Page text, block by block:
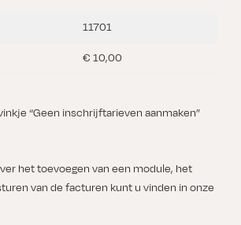
11701
€ 10,00
“Geen inschrijftarieven aanmaken”
het toevoegen van een module, het
van de facturen kunt u vinden in onze